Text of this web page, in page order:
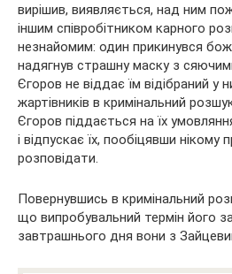
вирішив, виявляється, над ним
іншим співробітником карного
незнайомим: один прикинувся
надягнув страшну маску з
Єгоров не віддає їм відібраний у
жартівників в кримінальний
Єгоров піддається на їх
і відпускає їх, пообіцявши нікому
розповідати.
Повернувшись в кримінальний
що випробувальний термін його
завтрашнього дня вони з